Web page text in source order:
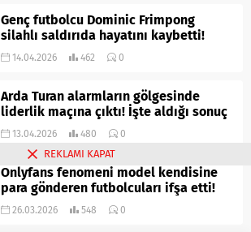
Genç futbolcu Dominic Frimpong
silahlı saldırıda hayatını kaybetti!
14.04.2026 462 0
Arda Turan alarmların gölgesinde
liderlik maçına çıktı! İşte aldığı sonuç
13.04.2026 480 0
Onlyfans fenomeni model kendisine
para gönderen futbolcuları ifşa etti!
26.03.2026 548 0
REKLAMI KAPAT